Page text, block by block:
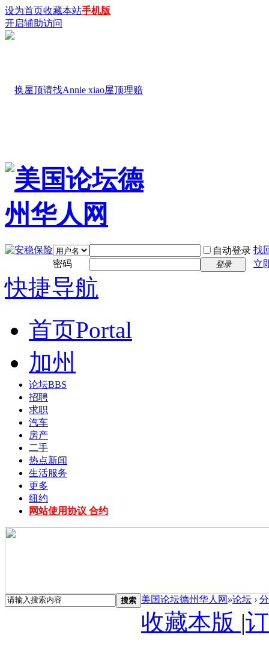
设为首页收藏本站手机版
开启辅助访问
自动登录 找
密码
登录 立
快捷导航
首页Portal
加州
论坛BBS
招聘
求职
汽车
房产
二手
热点新闻
生活服务
更多
纽约
网站使用协议 合约
搜索 美国论坛德州华人网 »论坛 ›
收藏本版 |